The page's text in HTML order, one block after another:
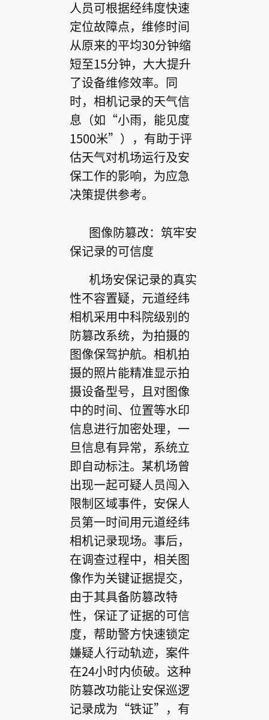
人员可根据经纬度快速
定位故障点，维修时间
从原来的平均30分钟缩
短至15分钟，大大提升
了设备维修效率。同
时，相机记录的天气信
息（如“小雨，能见度
1500米”），有助于评
估天气对机场运行及安
保工作的影响，为应急
决策提供参考。
图像防篡改：筑牢安
保记录的可信度
机场安保记录的真实
性不容置疑，元道经纬
相机采用中科院级别的
防篡改系统，为拍摄的
图像保驾护航。相机拍
摄的照片能精准显示拍
摄设备型号，且对图像
中的时间、位置等水印
信息进行加密处理，一
旦信息有异常，系统立
即自动标注。某机场曾
出现一起可疑人员闯入
限制区域事件，安保人
员第一时间用元道经纬
相机记录现场。事后，
在调查过程中，相关图
像作为关键证据提交，
由于其具备防篡改特
性，保证了证据的可信
度，帮助警方快速锁定
嫌疑人行动轨迹，案件
在24小时内侦破。这种
防篡改功能让安保巡逻
记录成为“铁证”，有